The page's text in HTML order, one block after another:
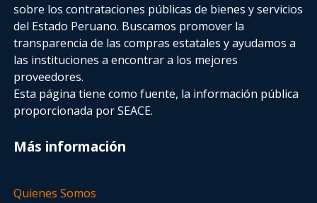
sobre los contrataciones públicas de bienes y servicios
del Estado Peruano. Buscamos promover la
transparencia de las compras estatalesy ayudamos a
las instituciones a encontrar a los mejores
proveedores.
Esta página tiene como fuente, la información pública
proporcionada por SEACE.
Más información
Quienes Somos